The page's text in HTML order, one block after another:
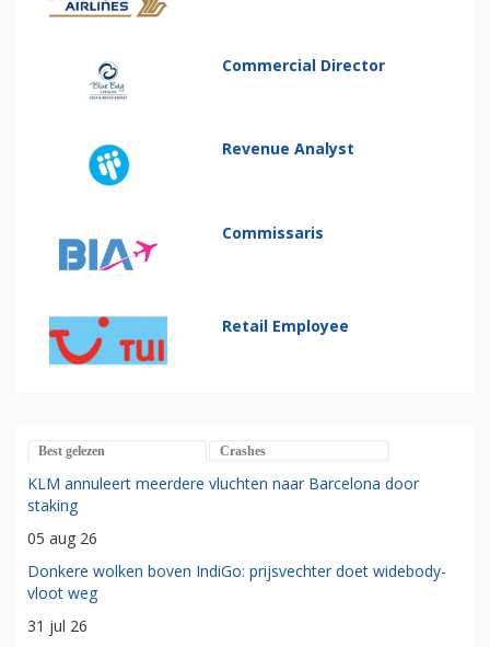
Commercial Director
Revenue Analyst
Commissaris
Retail Employee
Best gelezen Crashes
KLM annuleert meerdere vluchten naar Barcelona door
staking
05 aug 26
Donkere wolken boven IndiGo: prijsvechter doet widebody-
vloot weg
31 jul 26